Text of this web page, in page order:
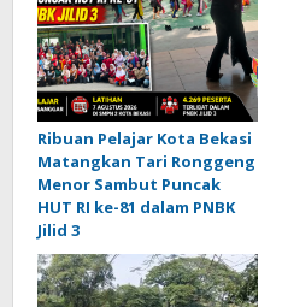
Ribuan Pelajar Kota Bekasi
Matangkan Tari Ronggeng
Menor Sambut Puncak
HUT RI ke-81 dalam PNBK
Jilid 3